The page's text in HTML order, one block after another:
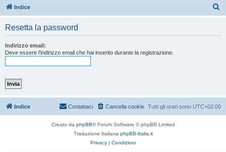
Indice
Resetta la password
Indirizzo email:
Deve essere l’indirizzo email che hai inserito durante la registrazione.
Indice Tutti gli orari sono UTC+02:00
Cancella cookie
Contattaci
Creato da phpBB® Forum Software © phpBB Limited
Traduzione Italiana phpBB-Italia.it
Privacy | Condizioni